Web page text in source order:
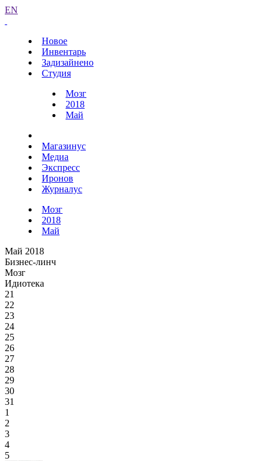
EN
Новое
Инвентарь
Задизайнено
Студия
Мозг
2018
Май
Магазинус
Медиа
Экспресс
Иронов
Журналус
Мозг
2018
Май
Май 2018
Бизнес-линч
Мозг
Идиотека
21
22
23
24
25
26
27
28
29
30
31
1
2
3
4
5